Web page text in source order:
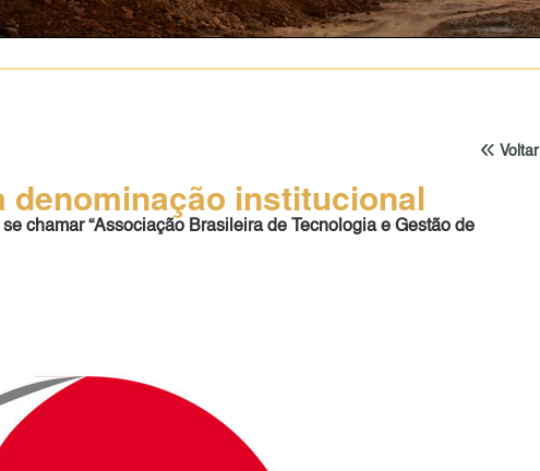
Voltar
denominação institucional
chamar “Associação Brasileira de Tecnologia e Gestão de